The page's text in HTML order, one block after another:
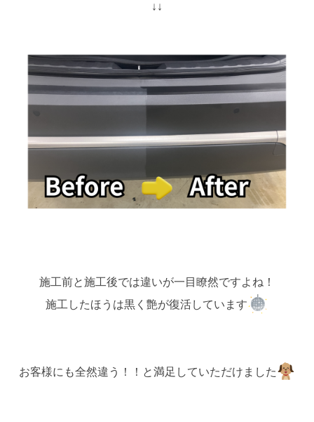
↓↓
施工前と施工後では違いが一目瞭然ですよね！
施工したほうは黒く艶が復活しています
お客様にも全然違う！！と満足していただけました